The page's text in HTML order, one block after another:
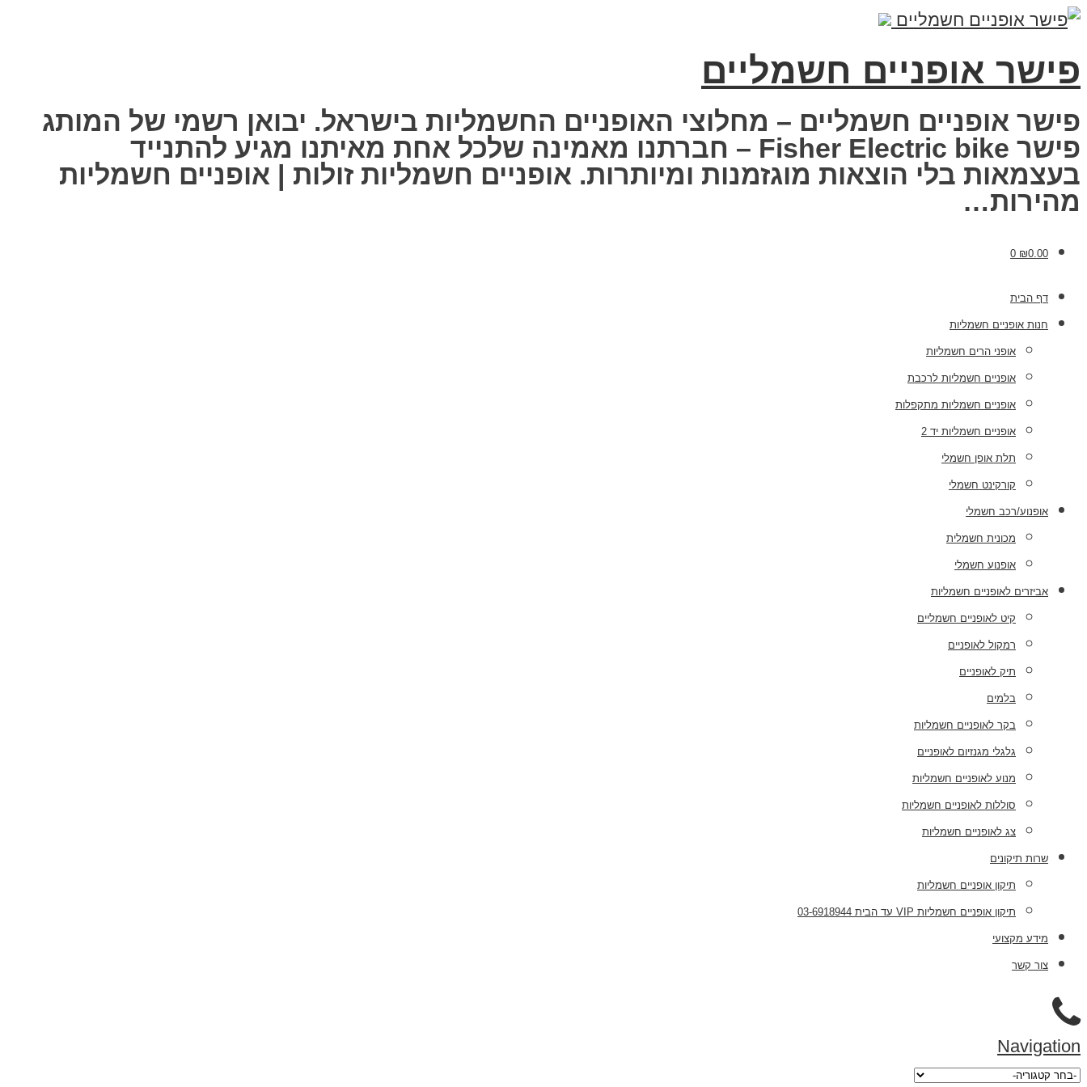
פישר אופניים חשמליים
פישר אופניים חשמליים – מחלוצי האופניים החשמליות בישראל. יבואן רשמי של המותג
פישר Fisher Electric bike – חברתנו מאמינה שלכל אחת מאיתנו מגיע להתנייד
בעצמאות בלי הוצאות מוגזמנות ומיותרות. אופניים חשמליות זולות | אופניים חשמליות
מהירות…
₪0.00
0
דף הבית
חנות אופניים חשמליות
אופני הרים חשמליות
אופניים חשמליות לרכבת
אופניים חשמליות מתקפלות
אופניים חשמליות יד 2
תלת אופן חשמלי
קורקינט חשמלי
אופנוע/רכב חשמלי
מכונית חשמלית
אופנוע חשמלי
אביזרים לאופניים חשמליות
קיט לאופניים חשמליים
רמקול לאופניים
תיק לאופניים
בלמים
בקר לאופניים חשמליות
גלגלי מגנזיום לאופניים
מנוע לאופניים חשמליות
סוללות לאופניים חשמליות
צג לאופניים חשמליות
שרות תיקונים
תיקון אופניים חשמליות
תיקון אופניים חשמליות VIP עד הבית 03-6918944
מידע מקצועי
צור קשר
Navigation